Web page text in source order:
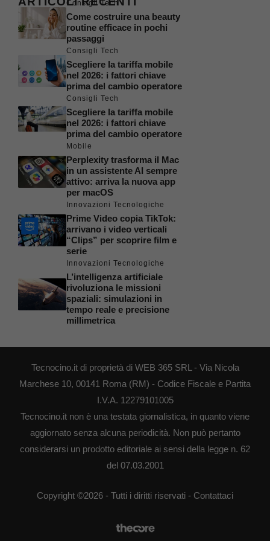
Consigli Tech
Come costruire una beauty
routine efficace in pochi
passaggi
Consigli Tech
Scegliere la tariffa mobile
nel 2026: i fattori chiave
prima del cambio operatore
Consigli Tech
Scegliere la tariffa mobile
nel 2026: i fattori chiave
prima del cambio operatore
Mobile
Perplexity trasforma il Mac
in un assistente AI sempre
attivo: arriva la nuova app
per macOS
Innovazioni Tecnologiche
Prime Video copia TikTok:
arrivano i video verticali
“Clips” per scoprire film e
serie
Innovazioni Tecnologiche
L’intelligenza artificiale
rivoluziona le missioni
spaziali: simulazioni in
tempo reale e precisione
millimetrica
Tecnocino.it di proprietà di WEB 365 SRL - Via Nicola
Marchese 10, 00141 Roma (RM) - Codice Fiscale e Partita
I.V.A. 12279101005
Tecnocino.it non è una testata giornalistica, in quanto viene
aggiornato senza alcuna periodicità. Non può pertanto
considerarsi un prodotto editoriale ai sensi della legge n. 62
del 07.03.2001
Copyright ©2026 - Tutti i diritti riservati - Contattaci